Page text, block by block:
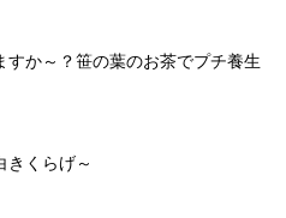
すか～？笹の葉のお茶でプチ養生
きくらげ～